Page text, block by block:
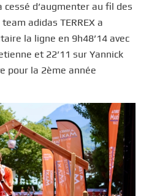
cessé d’augmenter au fil des
adidas TERREX a
la ligne en 9h48’14 avec
et 22’11 sur Yannick
pour la 2ème année